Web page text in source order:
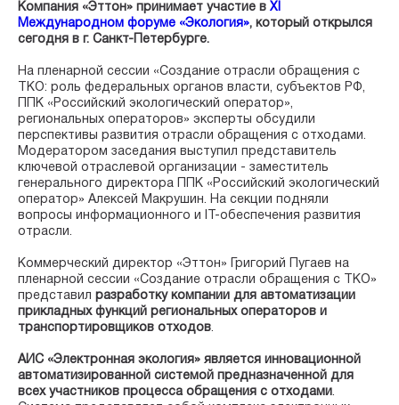
Компания «Эттон» принимает участие в XI
Международном форуме «Экология», который открылся
сегодня в г. Санкт-Петербурге.
На пленарной сессии «Создание отрасли обращения с
ТКО: роль федеральных органов власти, субъектов РФ,
ППК «Российский экологический оператор»,
региональных операторов» эксперты обсудили
перспективы развития отрасли обращения с отходами.
Модератором заседания выступил представитель
ключевой отраслевой организации - заместитель
генерального директора ППК «Российский экологический
оператор» Алексей Макрушин. На секции подняли
вопросы информационного и IT-обеспечения развития
отрасли.
Коммерческий директор «Эттон» Григорий Пугаев на
пленарной сессии «Создание отрасли обращения с ТКО»
представил
разработку компании для автоматизации
прикладных функций региональных операторов и
транспортировщиков отходов.
АИС «Электронная экология» является инновационной
автоматизированной системой предназначенной для
всех участников процесса обращения с отходами.